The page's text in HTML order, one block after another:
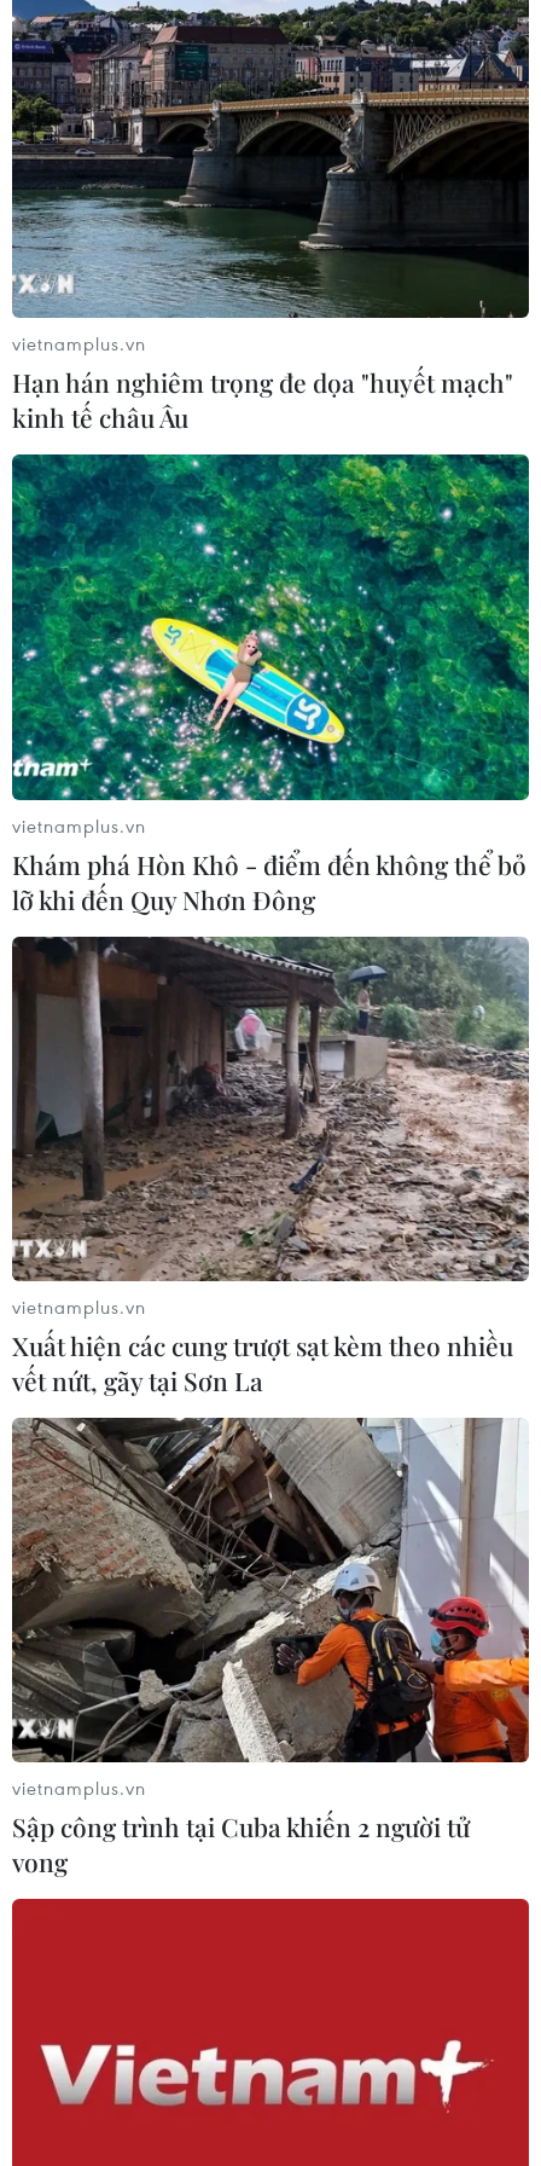
TIN CÙNG CHUYÊN MỤC
Tây Ninh cảnh báo giả mạo cơ quan
vietnamplus.vn
Hạn hán nghiêm trọng đe dọa "huyết mạch"
kinh tế châu Âu
vietnamplus.vn
Khám phá Hòn Khô - điểm đến không thể bỏ
lỡ khi đến Quy Nhơn Đông
vietnamplus.vn
Xuất hiện các cung trượt sạt kèm theo nhiều
vết nứt, gãy tại Sơn La
vietnamplus.vn
Sập công trình tại Cuba khiến 2 người tử
vong